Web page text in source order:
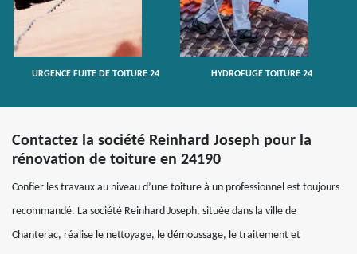
URGENCE FUITE DE TOITURE 24 HYDROFUGE TOITURE 24
Contactez la société Reinhard Joseph pour la
rénovation de toiture en 24190
Confier les travaux au niveau d’une toiture à un professionnel est toujours
recommandé. La société Reinhard Joseph, située dans la ville de
Chanterac, réalise le nettoyage, le démoussage, le traitement et